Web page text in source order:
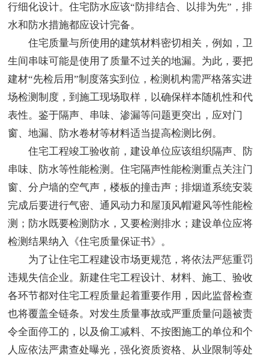
行细化设计。住宅防水应该“防排结合、以排为先”，排
水和防水措施都应设计完备。
住宅质量与所使用的建筑材料密切相关，例如，卫
生间串味可能是使用了质量不过关的地漏。为此，要把
建材“先检后用”制度落实到位，检测机构需严格落实进
场检测制度，到施工现场取样，以确保样本随机性和代
表性。鉴于隔声、串味、渗漏等问题更突出，应对门
窗、地漏、防水卷材等材料适当提高检测比例。
住宅工程竣工验收前，建设单位应该组织隔声、防
串味、防水等性能检测。住宅隔声性能检测重点关注门
窗、分户墙的空气声，楼板的撞击声；排烟道系统安装
完成后要进行气密、通风动力和屋顶风帽避风等性能检
测；防水既要检测防水，又要检测排水；建设单位应将
检测结果纳入《住宅质量保证书》。
为了让住宅工程建设市场更规范，将依法严惩重罚
违规失信企业。新建住宅工程设计、材料、施工、验收
各环节都对住宅工程质量起着重要作用，因此监督检查
也将覆盖全链条。对发生质量事故或严重质量问题被责
令全面停工的，以及偷工减料、不按图施工的单位和个
人应依法严肃查处曝光，强化资质资格、从业限制等处